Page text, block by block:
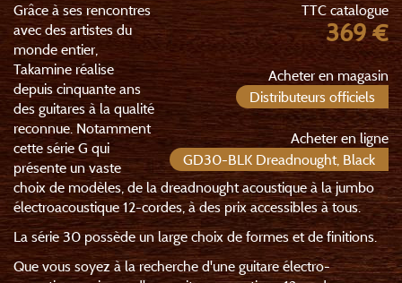
TTC catalogue
369 €
Acheter en magasin
Distributeurs officiels
Acheter en ligne
GD30-BLK Dreadnought, Black
Grâce à ses rencontres
avec des artistes du
monde entier,
Takamine réalise
depuis cinquante ans
des guitares à la qualité
reconnue. Notamment
cette série G qui
présente un vaste
choix de modèles, de la dreadnought acoustique à la jumbo
électroacoustique 12-cordes, à des prix accessibles à tous.
La série 30 possède un large choix de formes et de finitions.
Que vous soyez à la recherche d'une guitare électro-